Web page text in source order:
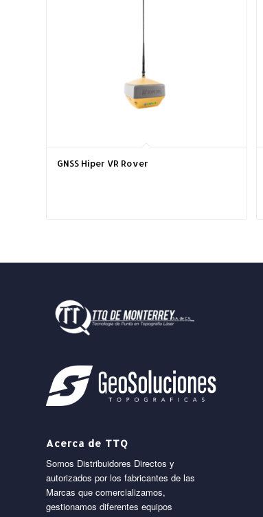
GNSS Hiper VR Rover
Acerca de TTQ
Somos Distribuidores Directos y
autorizados por los fabricantes de las
Marcas que comercializamos,
gestionamos diferentes equipos